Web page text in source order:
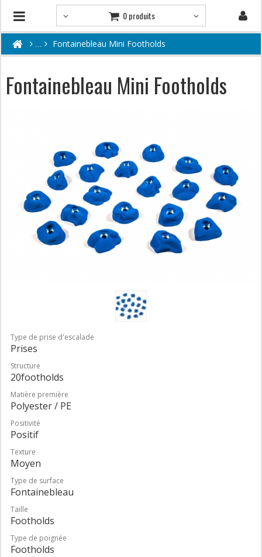
0 produits
Fontainebleau Mini Footholds
Fontainebleau Mini Footholds
Type de prise d'escalade
Prises
Structure
20footholds
Matière première
Polyester / PE
Positivité
Positif
Texture
Moyen
Type de surface
Fontainebleau
Taille
Footholds
Type de poignée
Footholds